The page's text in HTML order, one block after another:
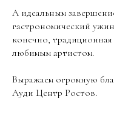
А идеальным
гастрономический
конечно,
любимым артистом.
Выражаем огромную
Ауди Центр Ростов.